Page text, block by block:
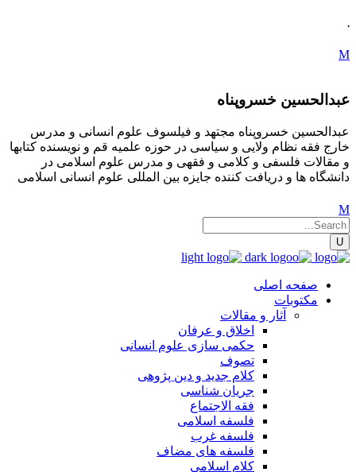
.
عبدالحسین خسروپناه
عبدالحسین خسروپناه مجتهد و فیلسوف علوم انسانی و مدرس
خارج فقه نظام ولایی و سیاسی در حوزه علمیه قم و نویسنده کتابها
و مقالات فلسفی و کلامی و فقهی و مدرس علوم اسلامی در
دانشگاه ها و دریافت کننده جایزه بین المللی علوم انسانی اسلامی
صفحه اصلی
مکتوبات
آثار و مقالات
اخلاق و عرفان
حکمی سازی علوم انسانی
تصوف
کلام جدید و دین پژوهی
جریان شناسی
فقه الاجتماع
فلسفه اسلامی
فلسفه غرب
فلسفه های مضاف
کلام اسلامی